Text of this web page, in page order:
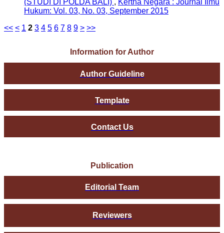
Hukum: Vol. 03, No. 03, September 2015
<< < 1 2 3 4 5 6 7 8 9 > >>
Information for Author
Author Guideline
Template
Contact Us
Publication
Editorial Team
Reviewers